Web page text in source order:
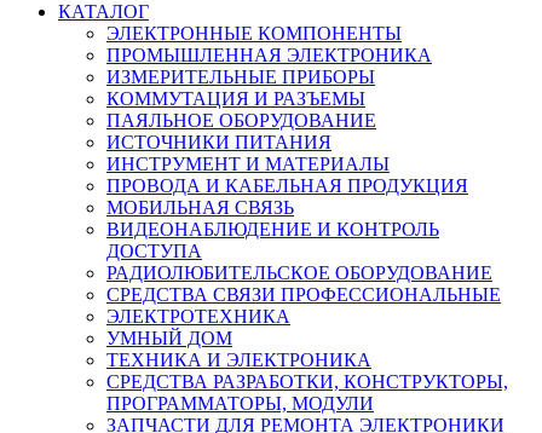
КАТАЛОГ
ЭЛЕКТРОННЫЕ КОМПОНЕНТЫ
ПРОМЫШЛЕННАЯ ЭЛЕКТРОНИКА
ИЗМЕРИТЕЛЬНЫЕ ПРИБОРЫ
КОММУТАЦИЯ И РАЗЪЕМЫ
ПАЯЛЬНОЕ ОБОРУДОВАНИЕ
ИСТОЧНИКИ ПИТАНИЯ
ИНСТРУМЕНТ И МАТЕРИАЛЫ
ПРОВОДА И КАБЕЛЬНАЯ ПРОДУКЦИЯ
МОБИЛЬНАЯ СВЯЗЬ
ВИДЕОНАБЛЮДЕНИЕ И КОНТРОЛЬ
ДОСТУПА
РАДИОЛЮБИТЕЛЬСКОЕ ОБОРУДОВАНИЕ
СРЕДСТВА СВЯЗИ ПРОФЕССИОНАЛЬНЫЕ
ЭЛЕКТРОТЕХНИКА
УМНЫЙ ДОМ
ТЕХНИКА И ЭЛЕКТРОНИКА
СРЕДСТВА РАЗРАБОТКИ, КОНСТРУКТОРЫ,
ПРОГРАММАТОРЫ, МОДУЛИ
ЗАПЧАСТИ ДЛЯ РЕМОНТА ЭЛЕКТРОНИКИ